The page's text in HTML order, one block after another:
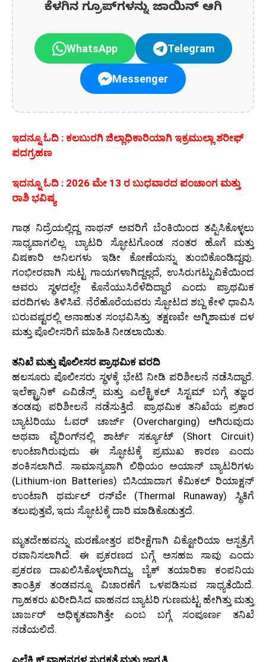
ಕೆಳಗಿನ ಗ್ರೂಪ್‌ಗಳನ್ನು ಜಾಯಿನ್ ಆಗಿ
WhatsApp Telegram
Messenger
ಇದನ್ನೂ ಓದಿ : ಕಲಬುರಗಿ ಜಿಲ್ಲಾಧಿಕಾರಿಯಾಗಿ ಇಕ್ರಮುಲ್ಲಾ ಶರೀಫ್
ಪದಗ್ರಹಣ
ಇದನ್ನೂ ಓದಿ : 2026 ಮೇ 13 ರ ಬುಧವಾರದ ಪಂಚಾಂಗ ಮತ್ತು
ರಾಶಿ ಭವಿಷ್ಯ
ಗಾಢ ನಿದ್ರೆಯಲ್ಲಿದ್ದ ನಾಥನ್ ಅವರಿಗೆ ಬೆಂಕಿಯಿಂದ ತಪ್ಪಿಸಿಕೊಳ್ಳಲು
ಸಾಧ್ಯವಾಗಲಿಲ್ಲ. ಬ್ಯಾಟರಿ ಸ್ಫೋಟಗೊಂಡ ನಂತರ ಹೊಗೆ ಮತ್ತು
ವಿಷಕಾರಿ ಅನಿಲಗಳು ಇಡೀ ಕೋಣೆಯನ್ನು ತುಂಬಿಕೊಂಡಿದ್ದವು.
ಗಂಭೀರವಾಗಿ ಸುಟ್ಟ ಗಾಯಗಳಾಗಿದ್ದಲ್ಲದೆ, ಉಸಿರುಗಟ್ಟುವಿಕೆಯಿಂದ
ಅವರು ಸ್ಥಳದಲ್ಲೇ ಕೊನೆಯುಸಿರೆಳೆದಿದ್ದಾರೆ ಎಂದು ಪ್ರಾಥಮಿಕ
ವರದಿಗಳು ತಿಳಿಸಿವೆ. ನೆರೆಹೊರೆಯವರು ಸ್ಫೋಟದ ಶಬ್ದ ಕೇಳಿ ಧಾವಿಸಿ
ಬರುವಷ್ಟರಲ್ಲಿ ಅನಾಹುತ ಸಂಭವಿಸಿತ್ತು. ತಕ್ಷಣವೇ ಅಗ್ನಿಶಾಮಕ ದಳ
ಮತ್ತು ಪೊಲೀಸರಿಗೆ ಮಾಹಿತಿ ನೀಡಲಾಯಿತು.
ತನಿಖೆ ಮತ್ತು ಪೊಲೀಸರ ಪ್ರಾಥಮಿಕ ವರದಿ
ಹಲಸೂರು ಪೊಲೀಸರು ಸ್ಥಳಕ್ಕೆ ಭೇಟಿ ನೀಡಿ ಪರಿಶೀಲನೆ ನಡೆಸಿದ್ದಾರೆ.
ಇಲೆಕ್ಟ್ರಾನಿಕ್ ಎವಿಡೆನ್ಸ್ ಮತ್ತು ಎಲೆಕ್ಟ್ರಿಕಲ್ ಸಿಸ್ಟಮ್ ಬಗ್ಗೆ ತಜ್ಞರ
ತಂಡವು ಪರಿಶೀಲನೆ ನಡೆಸುತ್ತಿದೆ. ಪ್ರಾಥಮಿಕ ತನಿಖೆಯ ಪ್ರಕಾರ
ಬ್ಯಾಟರಿಯು ಓವರ್ ಚಾರ್ಜ್ (Overcharging) ಆಗಿರುವುದು
ಅಥವಾ ವೈರಿಂಗ್‌ನಲ್ಲಿ ಶಾರ್ಟ್ ಸರ್ಕ್ಯೂಟ್ (Short Circuit)
ಉಂಟಾಗಿರುವುದು ಈ ಸ್ಫೋಟಕ್ಕೆ ಪ್ರಮುಖ ಕಾರಣ ಎಂದು
ಶಂಕಿಸಲಾಗಿದೆ. ಸಾಮಾನ್ಯವಾಗಿ ಲಿಥಿಯಂ ಅಯಾನ್ ಬ್ಯಾಟರಿಗಳು
(Lithium-ion Batteries) ಬಿಸಿಯಾದಾಗ ಕೆಮಿಕಲ್ ರಿಯಾಕ್ಷನ್
ಉಂಟಾಗಿ ಥರ್ಮಲ್ ರನ್‌ವೇ (Thermal Runaway) ಸ್ಥಿತಿಗೆ
ತಲುಪುತ್ತವೆ, ಇದು ಸ್ಫೋಟಕ್ಕೆ ದಾರಿ ಮಾಡಿಕೊಡುತ್ತದೆ.
ಮೃತದೇಹವನ್ನು ಮರಣೋತ್ತರ ಪರೀಕ್ಷೆಗಾಗಿ ವಿಕ್ಟೋರಿಯಾ ಆಸ್ಪತ್ರೆಗೆ
ರವಾನಿಸಲಾಗಿದೆ. ಈ ಪ್ರಕರಣದ ಬಗ್ಗೆ ಅಸಹಜ ಸಾವು ಎಂದು
ಪ್ರಕರಣ ದಾಖಲಿಸಿಕೊಳ್ಳಲಾಗಿದ್ದು, ಬೈಕ್ ತಯಾರಿಕಾ ಕಂಪನಿಯ
ತಾಂತ್ರಿಕ ತಂಡವನ್ನೂ ವಿಚಾರಣೆಗೆ ಒಳಪಡಿಸುವ ಸಾಧ್ಯತೆಯಿದೆ.
ಗ್ರಾಹಕರು ಖರೀದಿಸಿದ ವಾಹನದ ಬ್ಯಾಟರಿ ಗುಣಮಟ್ಟ ಹೇಗಿತ್ತು ಮತ್ತು
ಚಾರ್ಜರ್ ಅಧಿಕೃತವಾಗಿತ್ತೇ ಎಂಬ ಬಗ್ಗೆ ಸಂಪೂರ್ಣ ತನಿಖೆ
ನಡೆಯಲಿದೆ.
ಎಲೆಕ್ಟ್ರಿಕ್ ವಾಹನಗಳ ಸುರಕ್ಷತೆ ಮತ್ತು ಜಾಗೃತಿ